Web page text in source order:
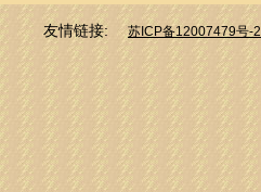
友情链接:苏ICP备12007479号-2